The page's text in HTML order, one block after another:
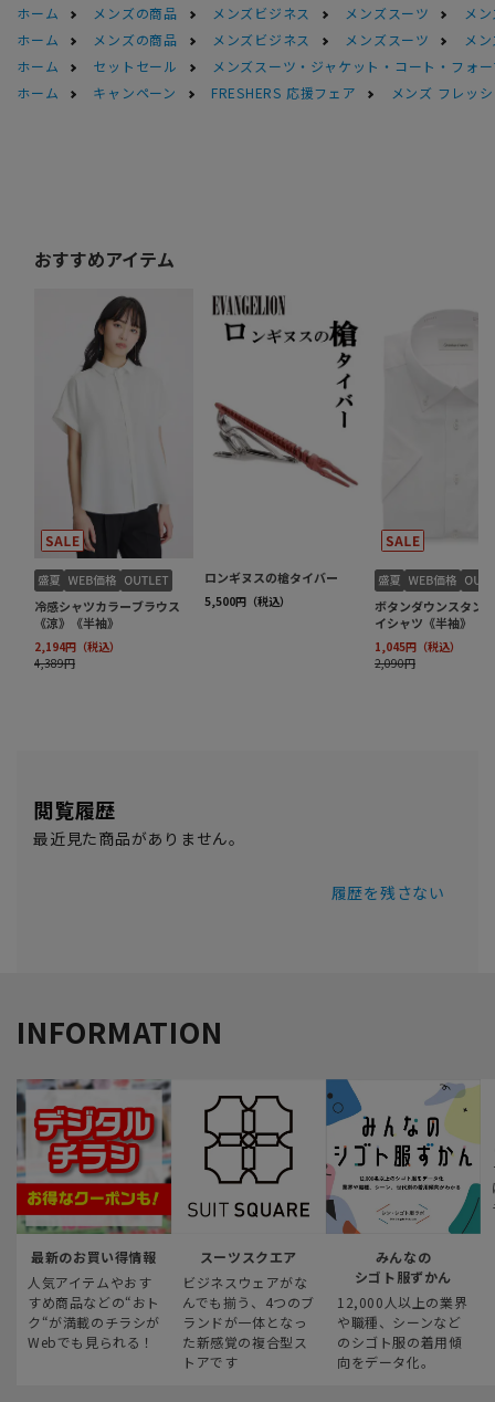
ホーム
メンズの商品 メンズビジネス メンズスーツ
メ
ホーム
メンズの商品 メンズビジネス メンズスーツ
メ
ホーム
セットセール
メンズスーツ・ジャケット・コート・フォ
ホーム
キャンペーン FRESHERS 応援フェア メンズ フレッ
閲覧履歴
最近見た商品がありません。
履歴を残さない
INFORMATION
最新のお買い得情報
人気アイテムやおす
すめ商品などの“おト
ク“が満載のチラシが
Webでも見られる！
スーツスクエア
ビジネスウェアがな
んでも揃う、4つのブ
ランドが一体となっ
た新感覚の複合型ス
トアです
みんなの
シゴト服ずかん
12,000人以上の業界
や職種、シーンなど
のシゴト服の着用傾
向をデータ化。